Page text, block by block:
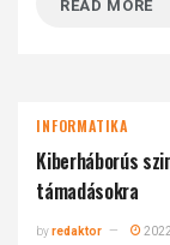
READ MORE
INFORMATIKA
Kiberháborús
támadásokra
byredaktor